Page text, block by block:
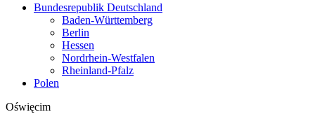
Bundesrepublik Deutschland
Baden-Württemberg
Berlin
Hessen
Nordrhein-Westfalen
Rheinland-Pfalz
Polen
Oświęcim